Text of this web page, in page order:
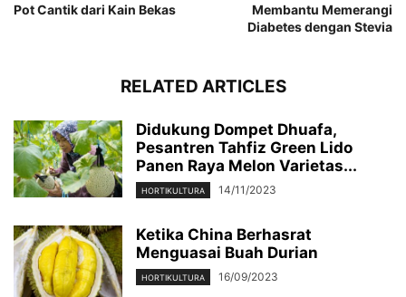
Pot Cantik dari Kain Bekas
Membantu Memerangi
Diabetes dengan Stevia
RELATED ARTICLES
Didukung Dompet Dhuafa,
Pesantren Tahfiz Green Lido
Panen Raya Melon Varietas...
HORTIKULTURA 14/11/2023
Ketika China Berhasrat
Menguasai Buah Durian
HORTIKULTURA 16/09/2023